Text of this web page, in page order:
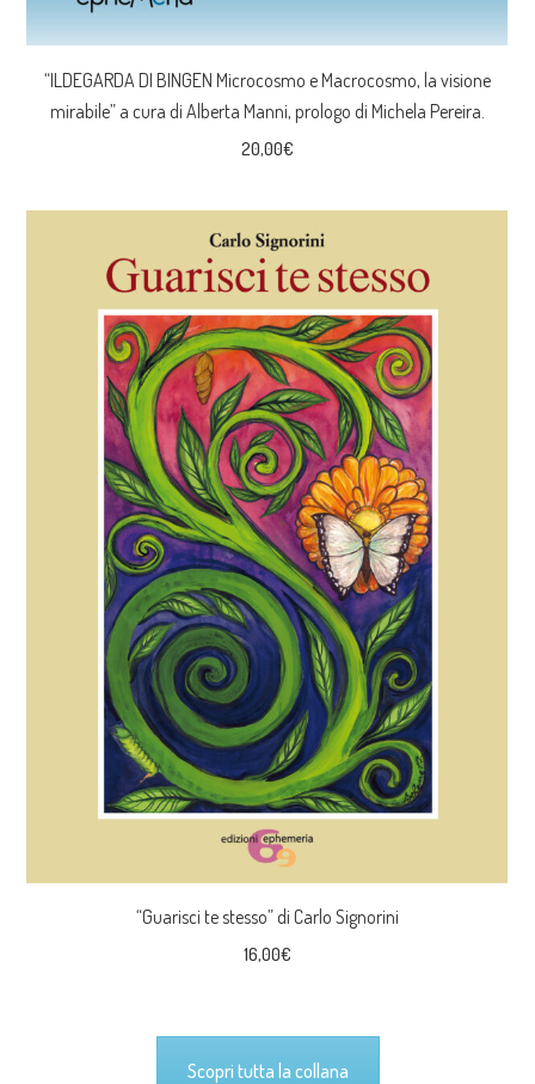
“ILDEGARDA DI BINGEN Microcosmo e Macrocosmo, la visione
mirabile” a cura di Alberta Manni, prologo di Michela Pereira.
20,00€
“Guarisci te stesso” di Carlo Signorini
16,00€
Scopri tutta la collana